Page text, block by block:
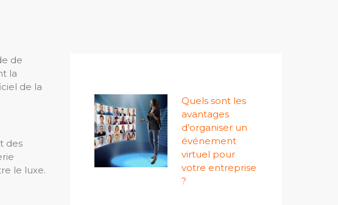
de
la
de la
des
le luxe.
Quels sont les
avantages
d’organiser un
événement
virtuel pour
votre entreprise
?